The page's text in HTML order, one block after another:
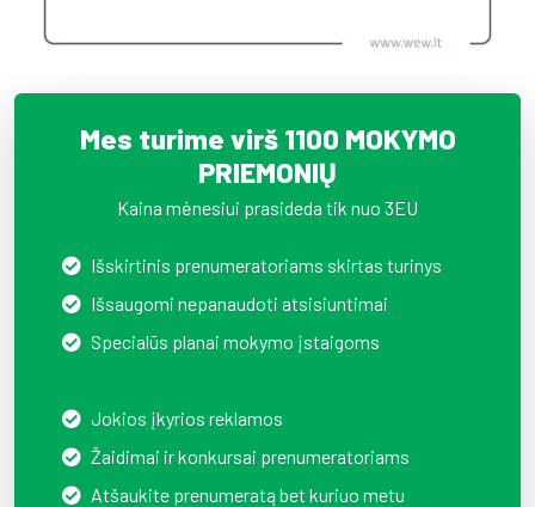
Mes turime virš 1100 MOKYMO
PRIEMONIŲ
Kaina mėnesiui prasideda tik nuo 3EU
Išskirtinis prenumeratoriams skirtas turinys
Išsaugomi nepanaudoti atsisiuntimai
Specialūs planai mokymo įstaigoms
Jokios įkyrios reklamos
Žaidimai ir konkursai prenumeratoriams
Atšaukite prenumeratą bet kuriuo metu